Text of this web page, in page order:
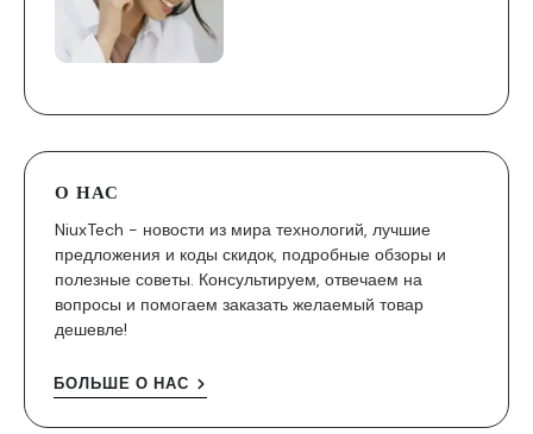
О НАС
NiuxTech - новости из мира технологий, лучшие
предложения и коды скидок, подробные обзоры и
полезные советы. Консультируем, отвечаем на
вопросы и помогаем заказать желаемый товар
дешевле!
БОЛЬШЕ О НАС